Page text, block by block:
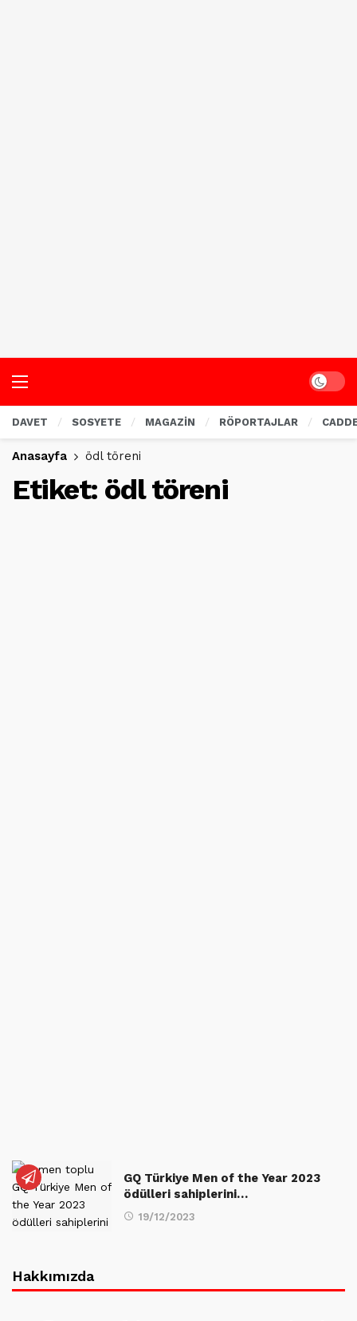
Dark
DAVET SOSYETE MAGAZİN RÖPORTAJLAR
Anasayfa ödl töreni
Etiket: ödl töreni
GQ Türkiye Men of the Year 2023
ödülleri sahiplerini…
19/12/2023
Hakkımızda